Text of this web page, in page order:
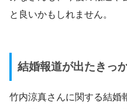
と良いかもしれません。
結婚報道が出たきっ
竹内涼真さんに関する結婚